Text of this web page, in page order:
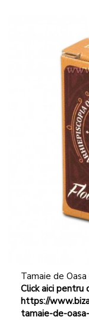
Tamaie de
Click aici pentru
https://
tamaie-de-